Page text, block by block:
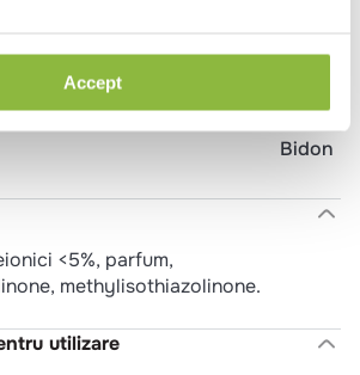
Accept
Romania
Bidon
<5%, parfum,
methylisothiazolinone.
utilizare